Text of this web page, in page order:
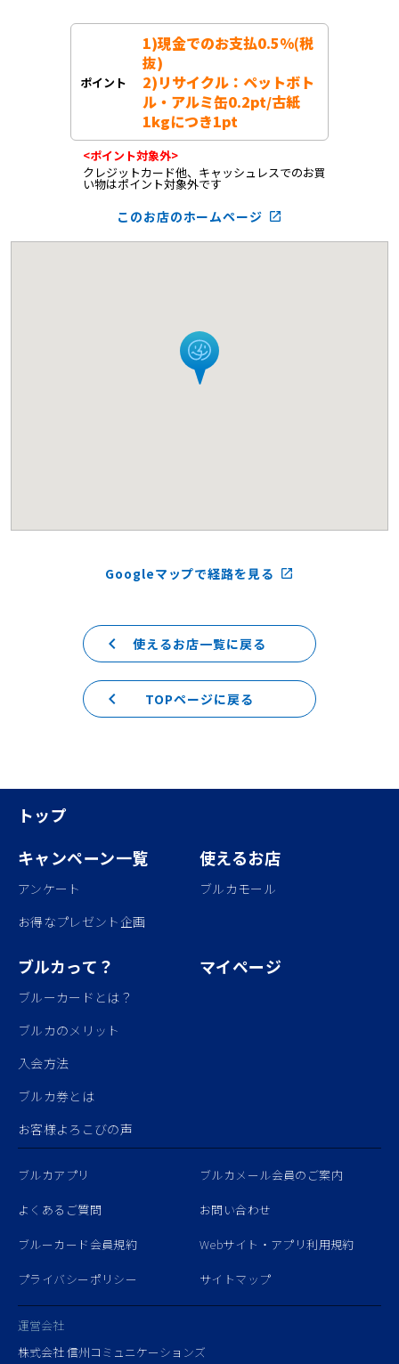
ポイント
1)現金でのお支払0.5%(税
抜)
2)リサイクル：ペットボト
ル・アルミ缶0.2pt/古紙
1kgにつき1pt
<ポイント対象外>
クレジットカード他、キャッシュレスでのお買
い物はポイント対象外です
このお店のホームページ launch
Googleマップで経路を見る launch
使えるお店一覧に戻る
keyboard_arrow_left
TOPページに戻る
keyboard_arrow_left
トップ
キャンペーン一覧
アンケート
お得なプレゼント企画
使えるお店
ブルカモール
ブルカって？
ブルーカードとは？
ブルカのメリット
入会方法
ブルカ券とは
お客様よろこびの声
マイページ
ブルカアプリ ブルカメール会員のご案内
よくあるご質問 お問い合わせ
ブルーカード会員規約 Webサイト・アプリ利用規約
プライバシーポリシー サイトマップ
運営会社
株式会社 信州コミュニケーションズ